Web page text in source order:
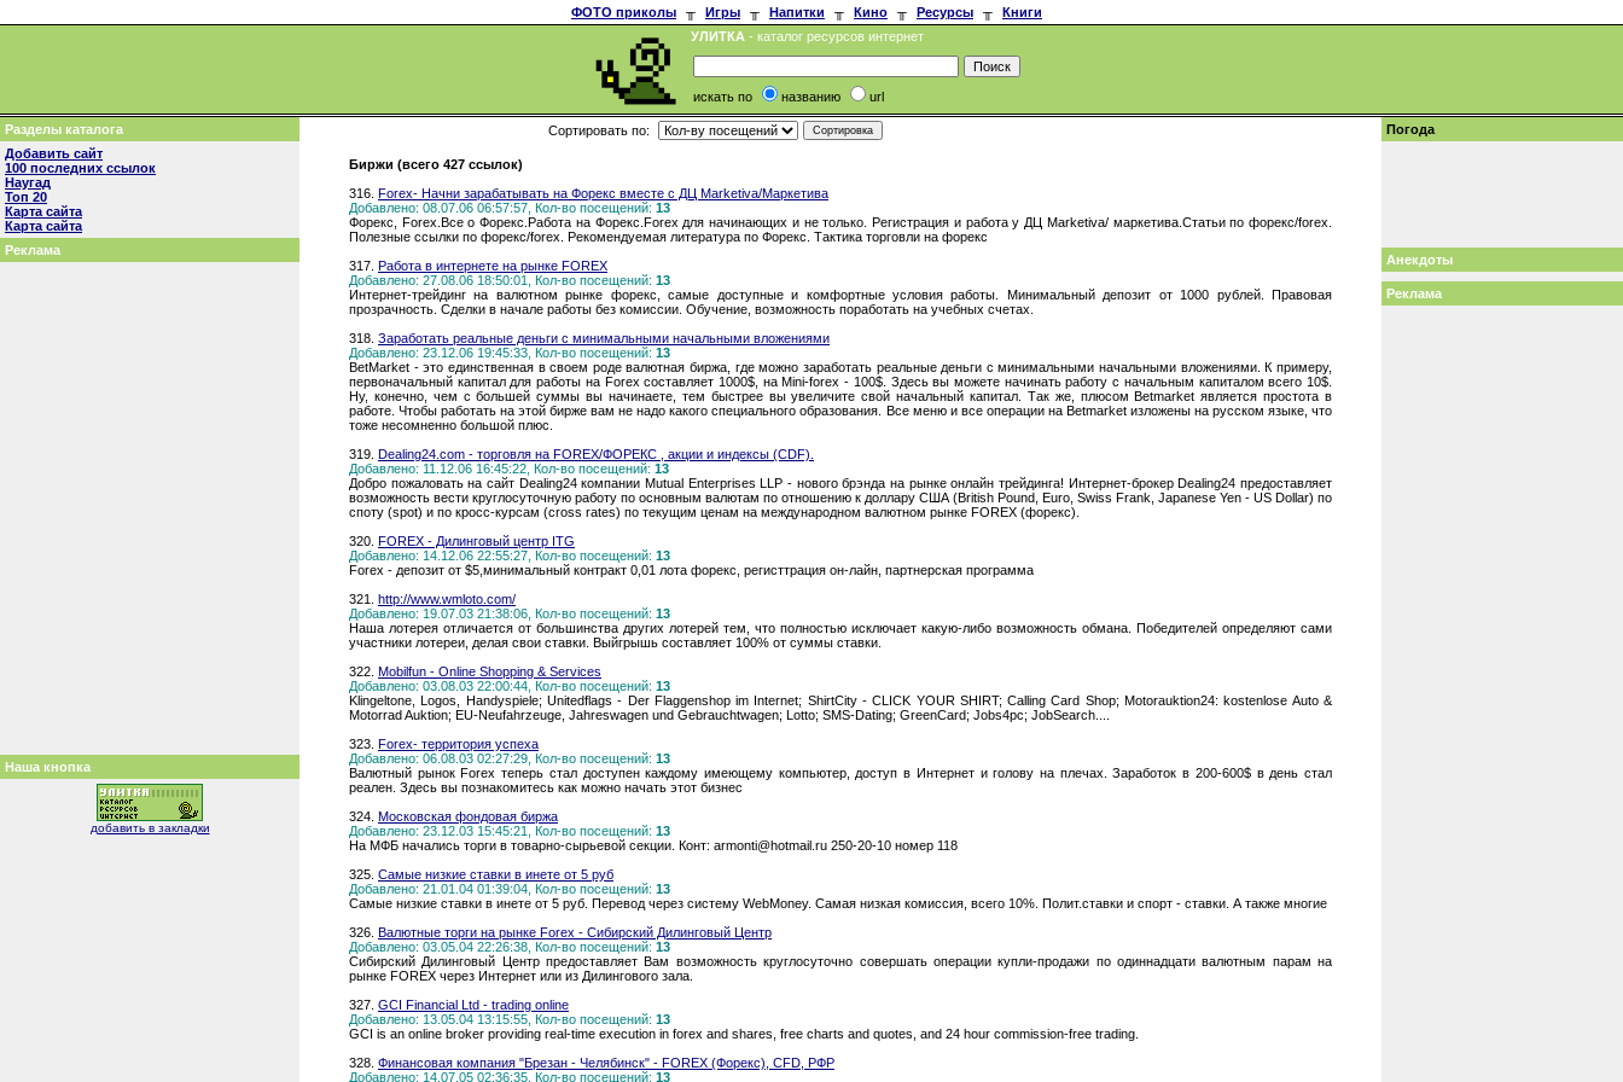
ФОТО приколы ╥ Игры ╥ Напитки ╥ Кино ╥ Ресурсы ╥
Книги
УЛИТКА - каталог ресурсов интернет
искать по названию url
Разделы каталога
Добавить сайт
100 последних ссылок
Наугад
Топ 20
Карта сайта
Карта сайта
Реклама
Наша кнопка
добавить в закладки
Сортировать по:
Биржи (всего 427 ссылок)
316. Forex- Начни зарабатывать на Форекс вместе с ДЦ Marketiva/Маркетива
Добавлено: 08.07.06 06:57:57, Кол-во посещений: 13
Форекс, Forex.Все о Форекс.Работа на Форекс.Forex для начинающих и не только. Регистрация и работа у ДЦ Marketiva/ маркетива.Статьи по форекс/forex.
Полезные ссылки по форекс/forex. Рекомендуемая литература по Форекс. Тактика торговли на форекс
317. Работа в интернете на рынке FOREX
Добавлено: 27.08.06 18:50:01, Кол-во посещений: 13
Интернет-трейдинг на валютном рынке форекс, самые доступные и комфортные условия работы. Минимальный депозит от 1000 рублей. Правовая
прозрачность. Сделки в начале работы без комиссии. Обучение, возможность поработать на учебных счетах.
318. Заработать реальные деньги с минимальными начальными вложениями
Добавлено: 23.12.06 19:45:33, Кол-во посещений: 13
BetMarket - это единственная в своем роде валютная биржа, где можно заработать реальные деньги с минимальными начальными вложениями. К примеру,
первоначальный капитал для работы на Forex составляет 1000$, на Mini-forex - 100$. Здесь вы можете начинать работу с начальным капиталом всего 10$.
Ну, конечно, чем с большей суммы вы начинаете, тем быстрее вы увеличите свой начальный капитал. Так же, плюсом Betmarket является простота в
работе. Чтобы работать на этой бирже вам не надо какого специального образования. Все меню и все операции на Betmarket изложены на русском языке, что
тоже несомненно большой плюс.
319. Dealing24.com - торговля на FOREX/ФОРЕКС , акции и индексы (CDF).
Добавлено: 11.12.06 16:45:22, Кол-во посещений: 13
Добро пожаловать на сайт Dealing24 компании Mutual Enterprises LLP - нового брэнда на рынке онлайн трейдинга! Интернет-брокер Dealing24 предоставляет
возможность вести круглосуточную работу по основным валютам по отношению к доллару США (British Pound, Euro, Swiss Frank, Japanese Yen - US Dollar) по
споту (spot) и по кросс-курсам (cross rates) по текущим ценам на международном валютном рынке FOREX (форекс).
320. FOREX - Дилинговый центр ITG
Добавлено: 14.12.06 22:55:27, Кол-во посещений: 13
Forex - депозит от $5,минимальный контракт 0,01 лота форекс, регисттрация он-лайн, партнерская программа
321. http://www.wmloto.com/
Добавлено: 19.07.03 21:38:06, Кол-во посещений: 13
Наша лотерея отличается от большинства других лотерей тем, что полностью исключает какую-либо возможность обмана. Победителей определяют сами
участники лотереи, делая свои ставки. Выйгрышь составляет 100% от суммы ставки.
322. Mobilfun - Online Shopping & Services
Добавлено: 03.08.03 22:00:44, Кол-во посещений: 13
Klingeltone, Logos, Handyspiele; Unitedflags - Der Flaggenshop im Internet; ShirtCity - CLICK YOUR SHIRT; Calling Card Shop; Motorauktion24: kostenlose Auto &
Motorrad Auktion; EU-Neufahrzeuge, Jahreswagen und Gebrauchtwagen; Lotto; SMS-Dating; GreenCard; Jobs4pc; JobSearch....
323. Forex- территория успеха
Добавлено: 06.08.03 02:27:29, Кол-во посещений: 13
Валютный рынок Forex теперь стал доступен каждому имеющему компьютер, доступ в Интернет и голову на плечах. Заработок в 200-600$ в день стал
реален. Здесь вы познакомитесь как можно начать этот бизнес
324. Московская фондовая биржа
Добавлено: 23.12.03 15:45:21, Кол-во посещений: 13
На МФБ начались торги в товарно-сырьевой секции. Конт: armonti@hotmail.ru 250-20-10 номер 118
325. Самые низкие ставки в инете от 5 руб
Добавлено: 21.01.04 01:39:04, Кол-во посещений: 13
Самые низкие ставки в инете от 5 руб. Перевод через систему WebMoney. Самая низкая комиссия, всего 10%. Полит.ставки и спорт - ставки. А также многие
326. Валютные торги на рынке Forex - Сибирский Дилинговый Центр
Добавлено: 03.05.04 22:26:38, Кол-во посещений: 13
Сибирский Дилинговый Центр предоставляет Вам возможность круглосуточно совершать операции купли-продажи по одиннадцати валютным парам на
рынке FOREX через Интернет или из Дилингового зала.
327. GCI Financial Ltd - trading online
Добавлено: 13.05.04 13:15:55, Кол-во посещений: 13
GCI is an online broker providing real-time execution in forex and shares, free charts and quotes, and 24 hour commission-free trading.
328. Финансовая компания "Брезан - Челябинск" - FOREX (Форекс), CFD, РФР
Добавлено: 14.07.05 02:36:35, Кол-во посещений: 13
Погода
Анекдоты
Реклама